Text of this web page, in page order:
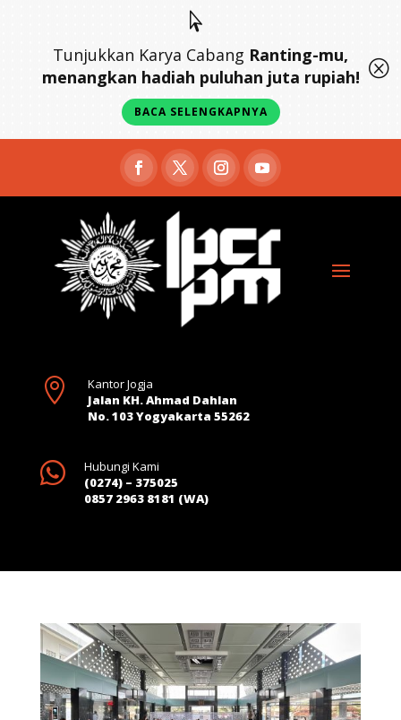

Tunjukkan Karya Cabang Ranting-mu,
menangkan hadiah puluhan juta rupiah!
BACA SELENGKAPNYA
Q

Kantor Jogja
Jalan KH. Ahmad Dahlan
No. 103 Yogyakarta 55262

Hubungi Kami
(0274) – 375025
0857 2963 8181 (WA)